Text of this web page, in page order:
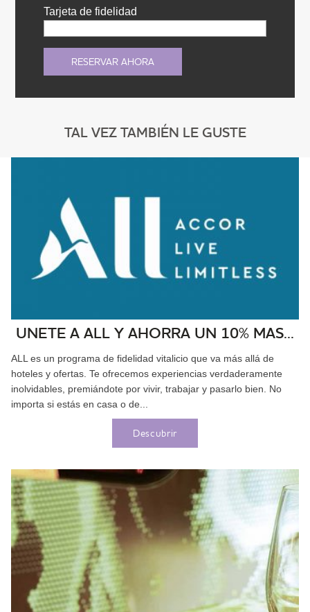
Tarjeta de fidelidad
TAL VEZ TAMBIÉN LE GUSTE
UNETE A ALL Y AHORRA UN 10% MAS...
ALL es un programa de fidelidad vitalicio que va más allá de
hoteles y ofertas. Te ofrecemos experiencias verdaderamente
inolvidables, premiándote por vivir, trabajar y pasarlo bien. No
importa si estás en casa o de...
Descubrir